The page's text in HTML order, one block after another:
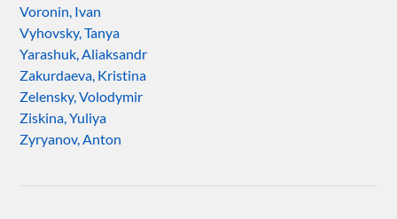
Voronin, Ivan
Vyhovsky, Tanya
Yarashuk, Aliaksandr
Zakurdaeva, Kristina
Zelensky, Volodymir
Ziskina, Yuliya
Zyryanov, Anton